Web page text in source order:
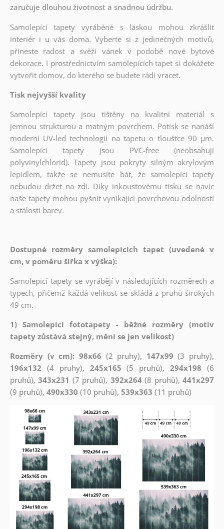
zaručuje dlouhou životnost a snadnou údržbu.
Samolepící tapety vyráběné s láskou mohou zkrášlit
interiér i u vás doma. Vyberte si z jedinečných motivů,
přineste radost a svěží vánek v podobě nové bytové
dekorace. I prostřednictvím samolepících tapet si dokážete
vytvořit domov, do kterého se budete rádi vracet.
Tisk nejvyšší kvality
Samolepící tapety jsou tištěny na kvalitní materiál s
jemnou strukturou a matným povrchem. Potisk se nanáší
moderní UV-led technologií na tapetu o tloušťce 90 µm.
Samolepicí tapety jsou PVC-free (neobsahují
polyvinylchlorid). Tapety jsou pokryty silným akrylovým
lepidlem, takže se nemusíte bát, že samolepící tapety
nebudou držet na zdi. Díky inkoustovému tisku se navíc
naše tapety mohou pyšnit vynikající povrchovou odolností
a stálostí barev.
Dostupné rozměry samolepících tapet (uvedené v
cm, v poměru šířka x výška):
Samolepicí tapety se vyrábějí v následujících rozměrech a
typech, přičemž každá velikost se skládá z pruhů širokých
49 cm.
1) Samolepící fototapety - běžné rozměry (motiv
tapety zůstává stejný, mění se jen velikost)
Rozměry (v cm): 98x66 (2 pruhy), 147x99 (3 pruhy),
196x132 (4 pruhy), 245x165 (5 pruhů),294x198 (6
pruhů),343x231 (7 pruhů), 392x264(8 pruhů),441x297
(9 pruhů), 490x330 (10 pruhů), 539x363 (11 pruhů)